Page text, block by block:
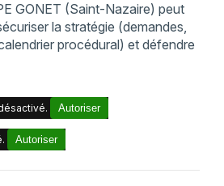
GONET (Saint-Nazaire) peut
la stratégie (demandes,
procédural) et défendre
Autoriser
Autoriser